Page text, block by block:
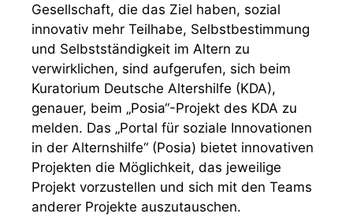
Gesellschaft, die das Ziel haben, sozial
innovativ mehr Teilhabe, Selbstbestimmung
und Selbstständigkeit im Altern zu
verwirklichen, sind aufgerufen, sich beim
Kuratorium Deutsche Altershilfe (KDA),
genauer, beim „Posia“-Projekt des KDA zu
melden. Das „Portal für soziale Innovationen
in der Alternshilfe“ (Posia) bietet innovativen
Projekten die Möglichkeit, das jeweilige
Projekt vorzustellen und sich mit den Teams
anderer Projekte auszutauschen.